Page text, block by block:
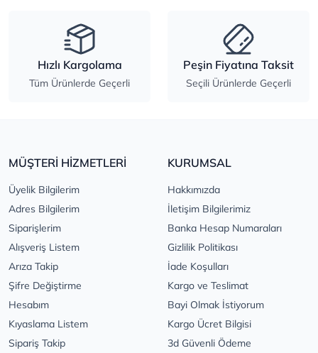
Hızlı Kargolama
Tüm Ürünlerde Geçerli
Peşin Fiyatına Taksit
Seçili Ürünlerde Geçerli
MÜŞTERİ HİZMETLERİ
Üyelik Bilgilerim
Adres Bilgilerim
Siparişlerim
Alışveriş Listem
Arıza Takip
Şifre Değiştirme
Hesabım
Kıyaslama Listem
Sipariş Takip
KURUMSAL
Hakkımızda
İletişim Bilgilerimiz
Banka Hesap Numaraları
Gizlilik Politikası
İade Koşulları
Kargo ve Teslimat
Bayi Olmak İstiyorum
Kargo Ücret Bilgisi
3d Güvenli Ödeme